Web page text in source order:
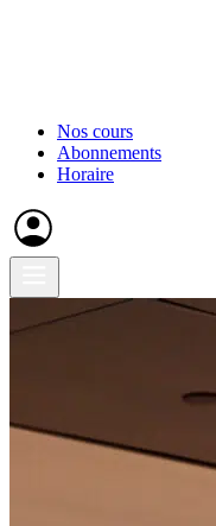
Nos cours
Abonnements
Horaire